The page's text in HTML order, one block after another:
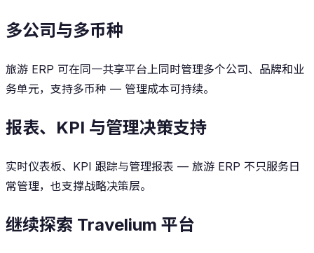
多公司与多币种
旅游 ERP 可在同一共享平台上同时管理多个公司、品牌和业
务单元，支持多币种 — 管理成本可持续。
报表、KPI 与管理决策支持
实时仪表板、KPI 跟踪与管理报表 — 旅游 ERP 不只服务日
常管理，也支撑战略决策层。
继续探索 Travelium 平台